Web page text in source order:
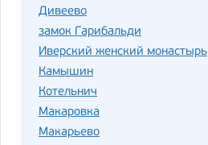
Дивеево
замок Гарибальди
Иверский женский монастырь
Камышин
Котельнич
Макаровка
Макарьево